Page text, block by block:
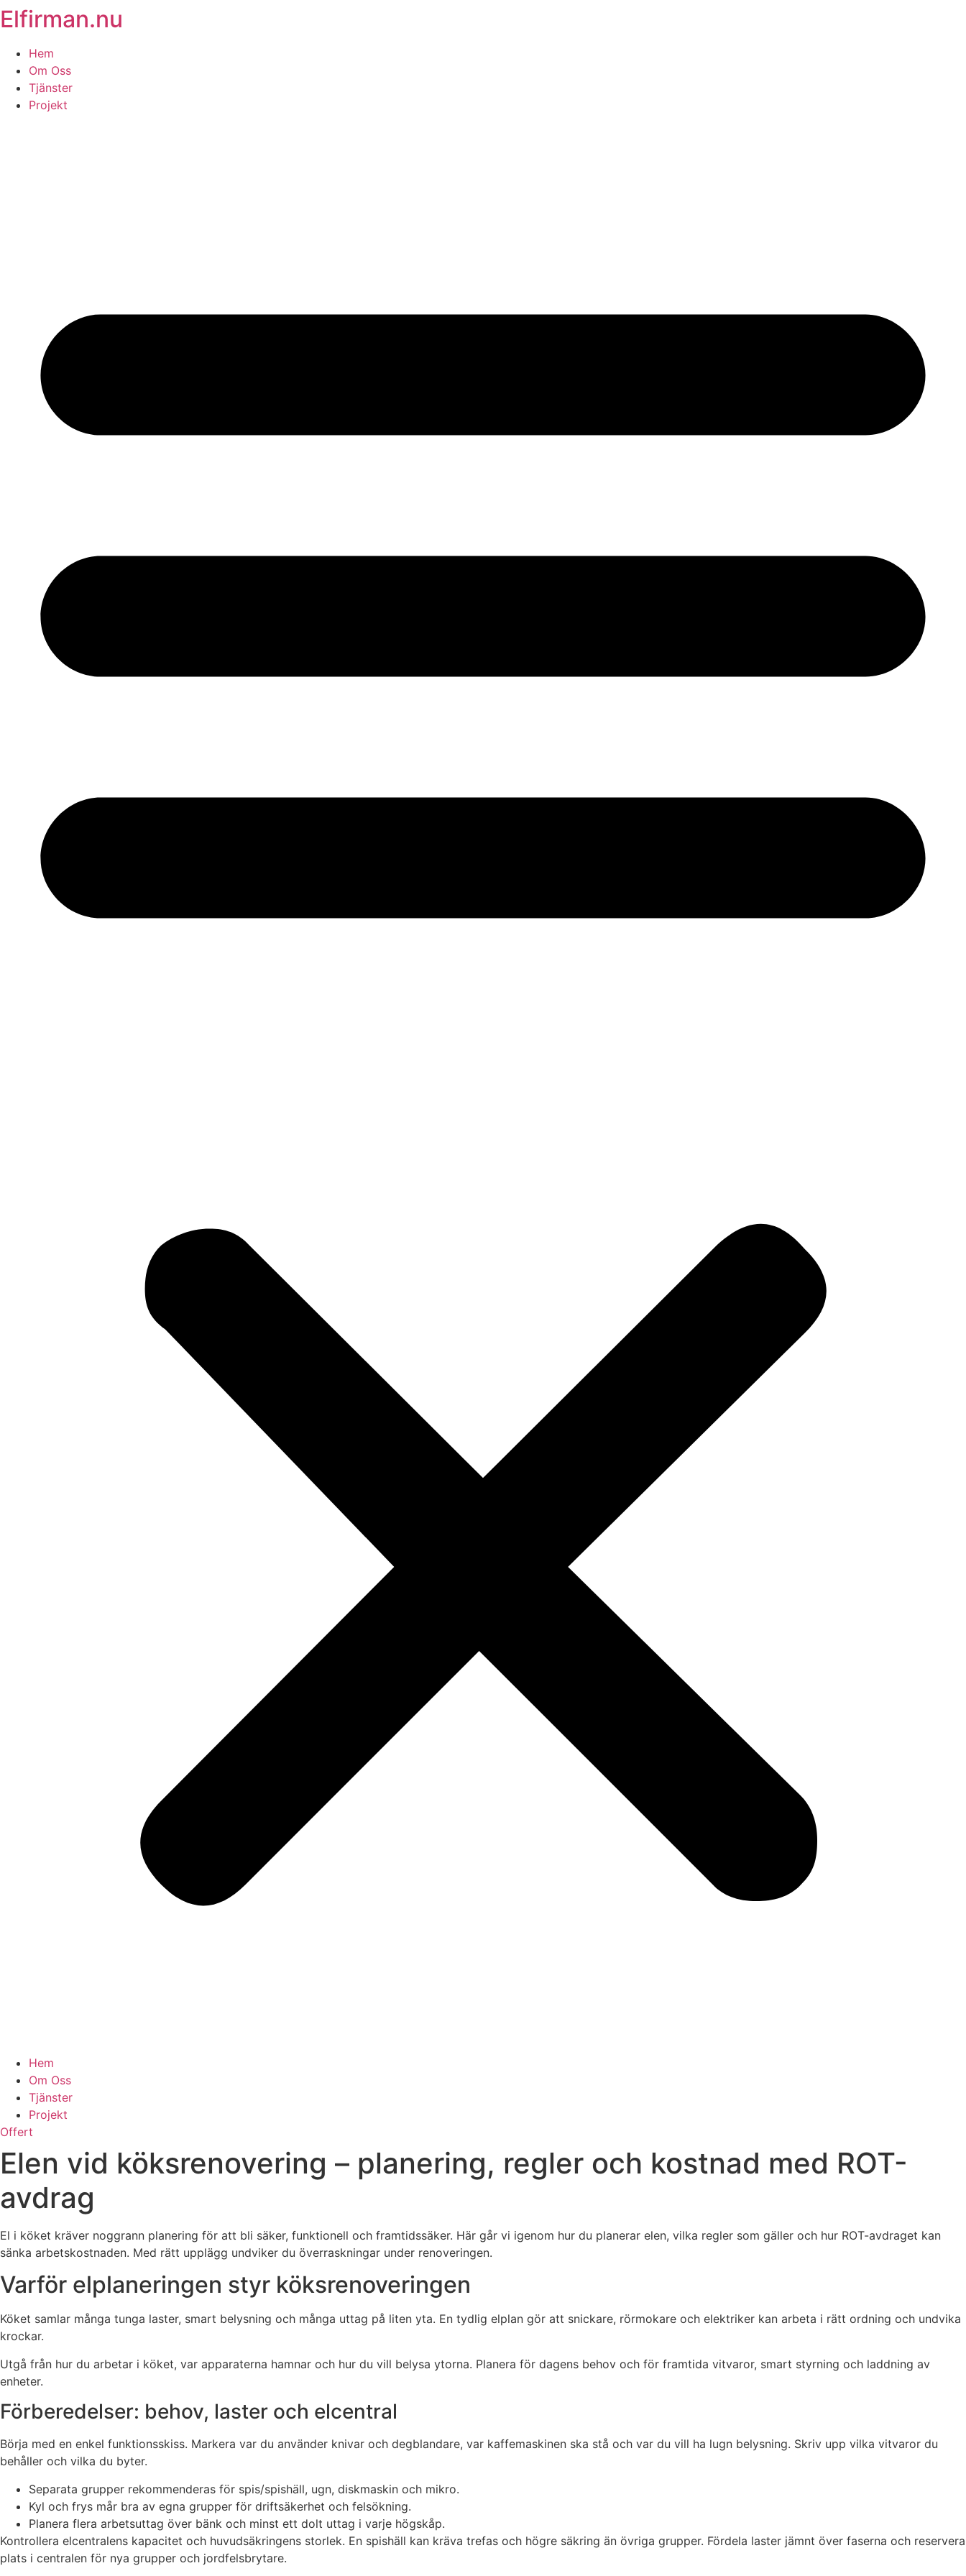
Skip
to
content
Elfirman.nu
Hem
Om Oss
Tjänster
Projekt
Hem
Om Oss
Tjänster
Projekt
Offert
Elen vid köksrenovering – planering, regler och kostnad med ROT-
avdrag
El i köket kräver noggrann planering för att bli säker, funktionell och framtidssäker. Här går vi igenom hur du planerar elen, vilka regler som gäller och hur ROT-avdraget kan
sänka arbetskostnaden. Med rätt upplägg undviker du överraskningar under renoveringen.
Varför elplaneringen styr köksrenoveringen
Köket samlar många tunga laster, smart belysning och många uttag på liten yta. En tydlig elplan gör att snickare, rörmokare och elektriker kan arbeta i rätt ordning och undvika
krockar.
Utgå från hur du arbetar i köket, var apparaterna hamnar och hur du vill belysa ytorna. Planera för dagens behov och för framtida vitvaror, smart styrning och laddning av
enheter.
Förberedelser: behov, laster och elcentral
Börja med en enkel funktionsskiss. Markera var du använder knivar och degblandare, var kaffemaskinen ska stå och var du vill ha lugn belysning. Skriv upp vilka vitvaror du
behåller och vilka du byter.
Separata grupper rekommenderas för spis/spishäll, ugn, diskmaskin och mikro.
Kyl och frys mår bra av egna grupper för driftsäkerhet och felsökning.
Planera flera arbetsuttag över bänk och minst ett dolt uttag i varje högskåp.
Kontrollera elcentralens kapacitet och huvudsäkringens storlek. En spishäll kan kräva trefas och högre säkring än övriga grupper. Fördela laster jämnt över faserna och reservera
plats i centralen för nya grupper och jordfelsbrytare.